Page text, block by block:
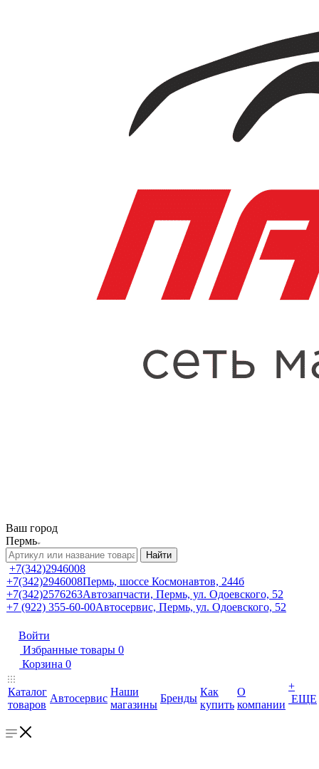
Ваш город
Пермь
Найти
+7(342)2946008
+7(342)2946008Пермь, шоссе Космонавтов, 244б
+7(342)2576263Автозапчасти, Пермь, ул. Одоевского, 52
+7 (922) 355-60-00Автосервис, Пермь, ул. Одоевского, 52
Войти
Избранные товары 0
Корзина 0
Каталог
товаров
Автосервис
Наши
магазины
Бренды
Как
купить
О
компании
+
ЕЩЕ